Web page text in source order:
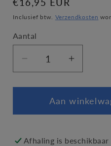
prijs
Inclusief btw. Verzendkosten
Aantal
Aantal
voor
huilen,
Aantal
voor
Niet
huilen,
Aan
Afhaling is